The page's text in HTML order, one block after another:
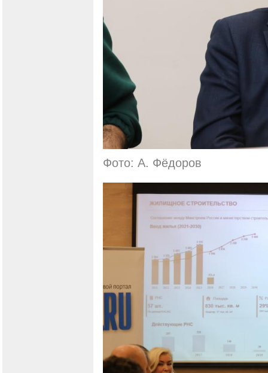
Фото: А. Фёдоров